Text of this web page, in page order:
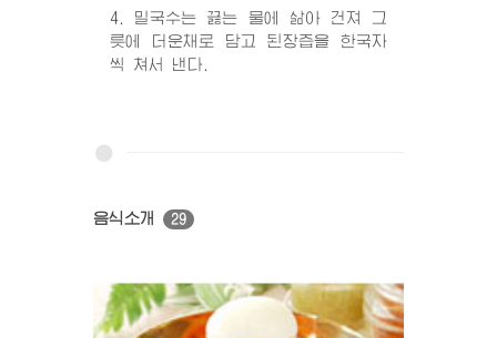
4. 밀국수는 끓는 물에 삶아 건져 그
릇에 더운채로 담고 된장즙을 한국자
씩 쳐서 낸다.
음식소개 29